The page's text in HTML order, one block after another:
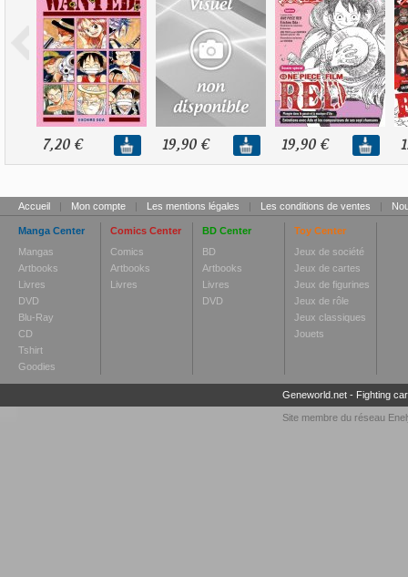
7,20 € 19,90 € 19,90 €
Accueil | Mon compte | Les mentions légales | Les conditions de ventes |
Manga Center
Mangas
Artbooks
Livres
DVD
Blu-Ray
CD
Tshirt
Goodies
Comics Center
Comics
Artbooks
Livres
BD Center
BD
Artbooks
Livres
DVD
Toy Center
Jeux de société
Jeux de cartes
Jeux de figurines
Jeux de rôle
Jeux classiques
Jouets
Geneworld.net- Fighting
Site membre du réseau